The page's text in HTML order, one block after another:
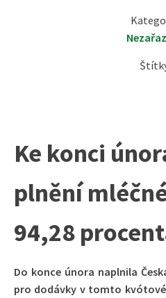
Ke konci
plnění
94,28
Do konce února naplnila
pro dodávky v tomto